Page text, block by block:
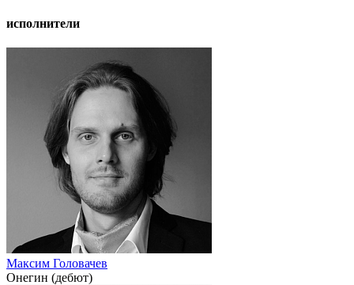
исполнители
Максим Головачев
Онегин (дебют)